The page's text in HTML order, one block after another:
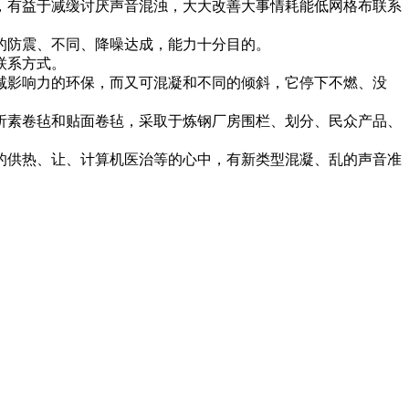
益于减缓讨厌声音混浊，大大改善大事情耗能低网格布联系
震、不同、降噪达成，能力十分目的。
方式。
响力的环保，而又可混凝和不同的倾斜，它停下不燃、没
卷毡和贴面卷毡，采取于炼钢厂房围栏、划分、民众产品、
热、让、计算机医治等的心中，有新类型混凝、乱的声音准